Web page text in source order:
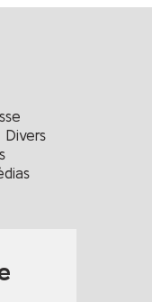
Divers